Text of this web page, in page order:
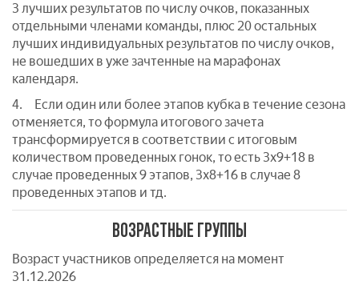
3 лучших результатов по числу очков, показанных
отдельными членами команды, плюс 20 остальных
лучших индивидуальных результатов по числу очков,
не вошедших в уже зачтенные на марафонах
календаря.
4. Если один или более этапов кубка в течение сезона
отменяется, то формула итогового зачета
трансформируется в соответствии с итоговым
количеством проведенных гонок, то есть 3х9+18 в
случае проведенных 9 этапов, 3х8+16 в случае 8
проведенных этапов и тд.
ВОЗРАСТНЫЕ ГРУППЫ
Возраст участников определяется на момент
31.12.2026